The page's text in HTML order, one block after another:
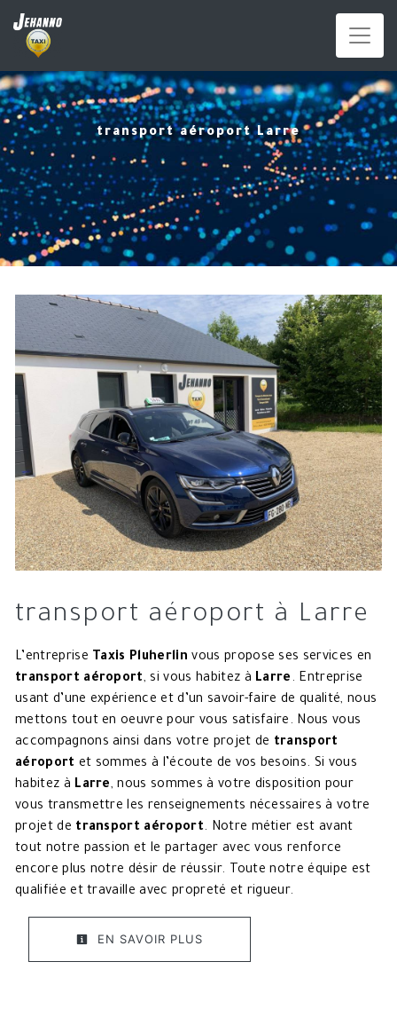
Panneau de gestion des cookies
transport aéroport Larre
transport aéroport à Larre
L’entreprise Taxis Pluherlin vous propose ses services en
transport aéroport, si vous habitez à Larre . Entreprise
usant d’une expérience et d’un savoir-faire de qualité, nous
mettons tout en oeuvre pour vous satisfaire. Nous vous
accompagnons ainsi dans votre projet de transport
aéroport et sommes à l’écoute de vos besoins. Si vous
habitez à Larre, nous sommes à votre disposition pour
vous transmettre les renseignements nécessaires à votre
projet de transport aéroport. Notre métier est avant
tout notre passion et le partager avec vous renforce
encore plus notre désir de réussir. Toute notre équipe est
qualifiée et travaille avec propreté et rigueur.
EN SAVOIR PLUS